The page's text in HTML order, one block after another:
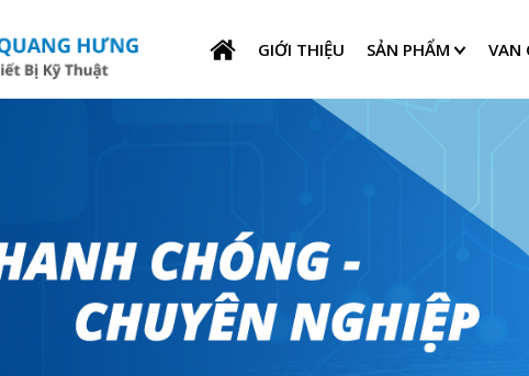
GIỚI THIỆU SẢN PHẨM VAN